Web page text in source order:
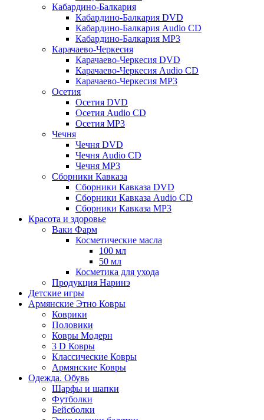
Кабардино-Балкария
Кабардино-Балкария DVD
Кабардино-Балкария Audio CD
Кабардино-Балкария MP3
Карачаево-Черкесия
Карачаево-Черкесия DVD
Карачаево-Черкесия Audio CD
Карачаево-Черкесия MP3
Осетия
Осетия DVD
Осетия Audio CD
Осетия MP3
Чечня
Чечня DVD
Чечня Audio CD
Чечня MP3
Сборники Кавказа
Сборники Кавказа DVD
Сборники Кавказа Audio CD
Сборники Кавказа MP3
Красота и здоровье
Ваки Фарм
Косметические масла
100 мл
50 мл
Косметика для ухода
Продукция Наринэ
Детские игры
Армянские Этно Ковры
Коврики
Половики
Ковры Модерн
3 D Ковры
Классические Ковры
Армянские Ковры
Одежда. Обувь
Шарфы и шапки
Футболки
Бейсболки